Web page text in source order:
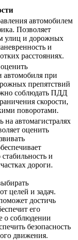
автомобилем
Позволяет
улиц и дорожных
и
расстояниях.
автомобиля при
препятствий
соблюдать ПДД
скорости,
поворотами.
на автомагистралях
оценить
и
дороги.
целей и задач.
достичь
его
о соблюдении
безопасность
движения.